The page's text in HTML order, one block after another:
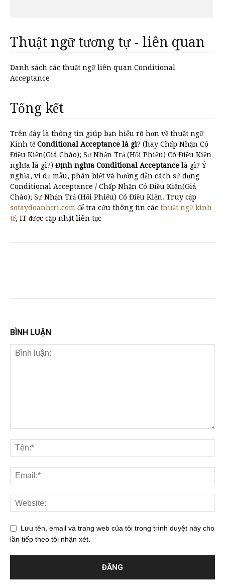
Thuật ngữ tương tự - liên quan
Danh sách các thuật ngữ liên quan Conditional
Acceptance
Tổng kết
Trên đây là thông tin giúp bạn hiểu rõ hơn về thuật ngữ
Kinh tếConditional Acceptance là gì? (hay Chấp Nhận Có
Điều Kiện(Giá Chào); Sự Nhận Trả (Hối Phiếu) Có Điều Kiện
nghĩa là gì?) Định nghĩa Conditional Acceptance là gì? Ý
nghĩa, ví dụ mẫu, phân biệt và hướng dẫn cách sử dụng
Conditional Acceptance / Chấp Nhận Có Điều Kiện(Giá
Chào); Sự Nhận Trả (Hối Phiếu) Có Điều Kiện. Truy cập
sotaydoanhtri.com để tra cứu thông tin các thuật ngữ kinh
tế, IT được cập nhật liên tục
BÌNH LUẬN
Lưu tên, email và trang web của tôi trong trình duyệt này cho
lần tiếp theo tôi nhận xét.